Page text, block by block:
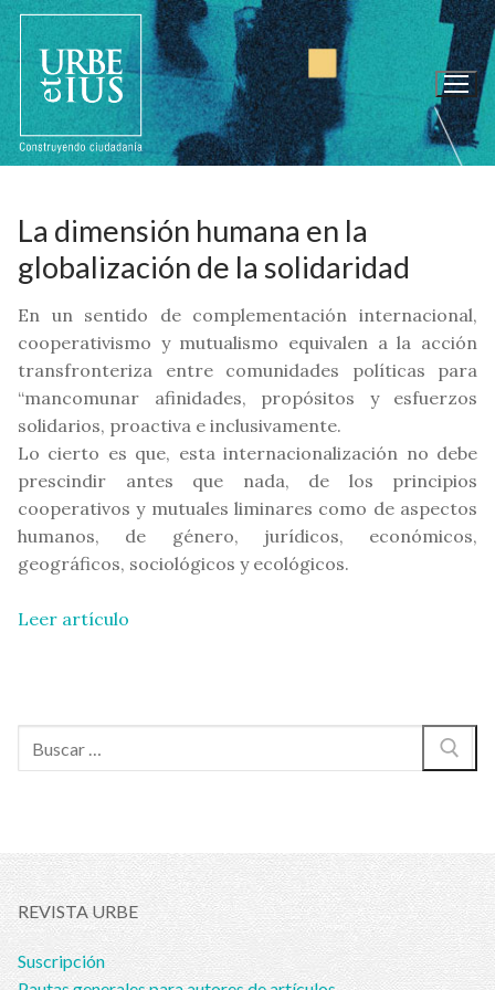
Ir
al
contenido
La dimensión humana en la
globalización de la solidaridad
En un sentido de complementación internacional,
cooperativismo y mutualismo equivalen a la acción
transfronteriza entre comunidades políticas para
“mancomunar afinidades, propósitos y esfuerzos
solidarios, proactiva e inclusivamente.
Lo cierto es que, esta internacionalización no debe
prescindir antes que nada, de los principios
cooperativos y mutuales liminares como de aspectos
humanos, de género, jurídicos, económicos,
geográficos, sociológicos y ecológicos.
Leer artículo
REVISTA URBE
Suscripción